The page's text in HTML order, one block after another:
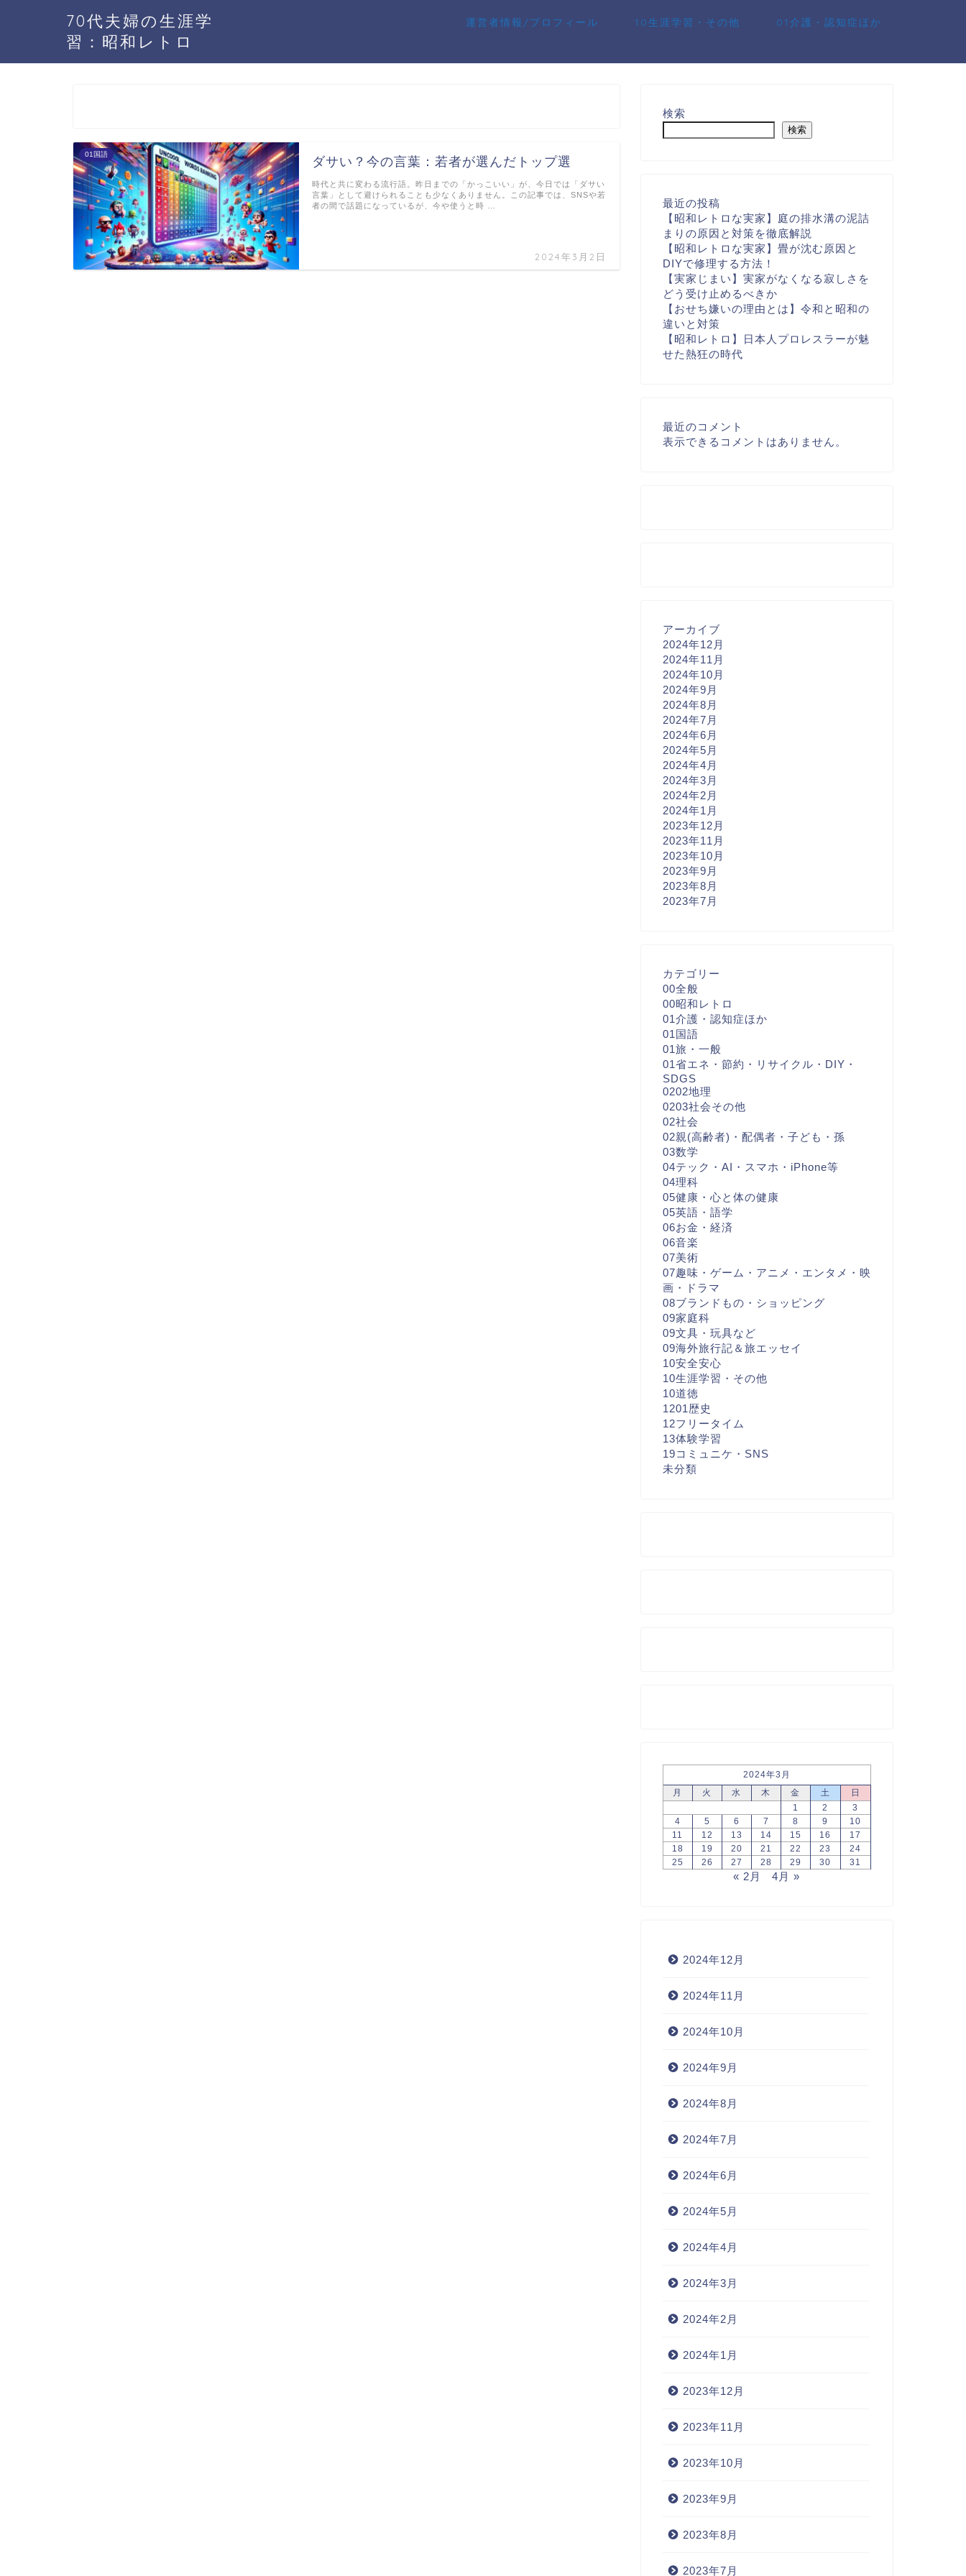
70代夫婦の生涯学
習：昭和レトロ
運営者情報/プロフィール 10生涯学習・その他 01介護・認知症ほか
01国語
ダサい？今の言葉：若者が選んだトップ選
2024年3月2日
時代と共に変わる流行語。昨日までの「かっこいい」が、今日では「ダサい
言葉」として避けられることも少なくありません。この記事では、SNSや若
者の間で話題になっているが、今や使うと時 …
検索
検索
最近の投稿
【昭和レトロな実家】庭の排水溝の泥詰
まりの原因と対策を徹底解説
【昭和レトロな実家】畳が沈む原因と
DIYで修理する方法！
【実家じまい】実家がなくなる寂しさを
どう受け止めるべきか
【おせち嫌いの理由とは】令和と昭和の
違いと対策
【昭和レトロ】日本人プロレスラーが魅
せた熱狂の時代
最近のコメント
表示できるコメントはありません。
アーカイブ
2024年12月
2024年11月
2024年10月
2024年9月
2024年8月
2024年7月
2024年6月
2024年5月
2024年4月
2024年3月
2024年2月
2024年1月
2023年12月
2023年11月
2023年10月
2023年9月
2023年8月
2023年7月
カテゴリー
00全般
00昭和レトロ
01介護・認知症ほか
01国語
01旅・一般
01省エネ・節約・リサイクル・DIY・
SDGS
0202地理
0203社会その他
02社会
02親(高齢者)・配偶者・子ども・孫
03数学
04テック・AI・スマホ・iPhone等
04理科
05健康・心と体の健康
05英語・語学
06お金・経済
06音楽
07美術
07趣味・ゲーム・アニメ・エンタメ・映
画・ドラマ
08ブランドもの・ショッピング
09家庭科
09文具・玩具など
09海外旅行記＆旅エッセイ
10安全安心
10生涯学習・その他
10道徳
1201歴史
12フリータイム
13体験学習
19コミュニケ・SNS
未分類
2024年3月
月
火 水 木 金 土
日
1
2
3
4
5 6 7 8 9
10
11
12 13 14 15 16
17
18
19 20 21 22 23
24
25
26 27 28 29 30 31
« 2月 4月 »
2024年12月
2024年11月
2024年10月
2024年9月
2024年8月
2024年7月
2024年6月
2024年5月
2024年4月
2024年3月
2024年2月
2024年1月
2023年12月
2023年11月
2023年10月
2023年9月
2023年8月
2023年7月